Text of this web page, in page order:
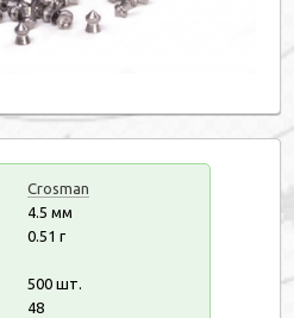
Crosman
4.5 мм
0.51 г
500 шт.
48